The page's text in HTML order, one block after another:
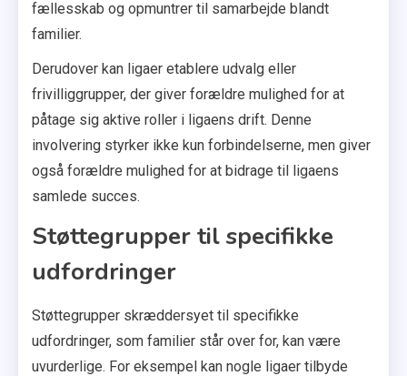
fællesskab og opmuntrer til samarbejde blandt
familier.
Derudover kan ligaer etablere udvalg eller
frivilliggrupper, der giver forældre mulighed for at
påtage sig aktive roller i ligaens drift. Denne
involvering styrker ikke kun forbindelserne, men giver
også forældre mulighed for at bidrage til ligaens
samlede succes.
Støttegrupper til specifikke
udfordringer
Støttegrupper skræddersyet til specifikke
udfordringer, som familier står over for, kan være
uvurderlige. For eksempel kan nogle ligaer tilbyde